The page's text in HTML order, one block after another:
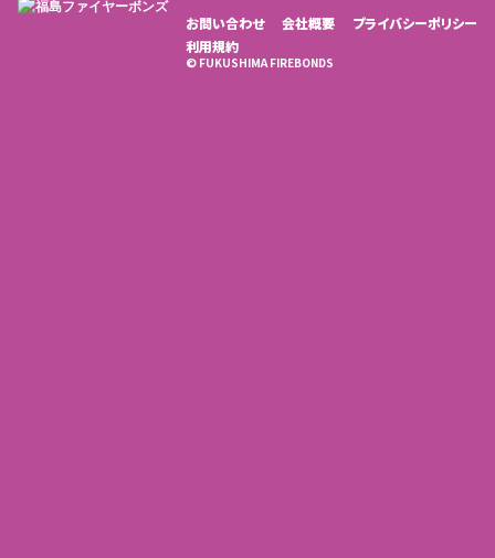
お問い合わせ 会社概要
プライバシーポリシー
利用規約
© FUKUSHIMA FIREBONDS